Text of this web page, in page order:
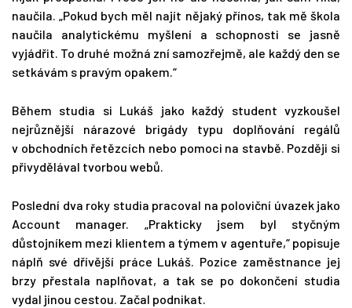
naučila. „Pokud bych měl najít nějaký přínos, tak mě škola
naučila analytickému myšlení a schopnosti se jasně
vyjádřit. To druhé možná zní samozřejmě, ale každý den se
setkávám s pravým opakem.“
Během studia si Lukáš jako každý student vyzkoušel
nejrůznější nárazové brigády typu doplňování regálů
v obchodních řetězcích nebo pomoci na stavbě. Později si
přivydělával tvorbou webů.
Poslední dva roky studia pracoval na poloviční úvazek jako
Account manager. „Prakticky jsem byl styčným
důstojníkem mezi klientem a týmem v agentuře,“ popisuje
náplň své dřívější práce Lukáš. Pozice zaměstnance jej
brzy přestala naplňovat, a tak se po dokončení studia
vydal jinou cestou. Začal podnikat.